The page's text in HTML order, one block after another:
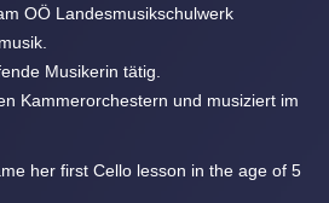
OÖ Landesmusikschulwerk
Musikerin tätig.
Kammerorchestern und musiziert im
her first Cello lesson in the age of 5